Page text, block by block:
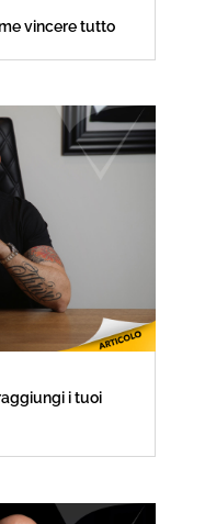
vincere tutto
i tuoi